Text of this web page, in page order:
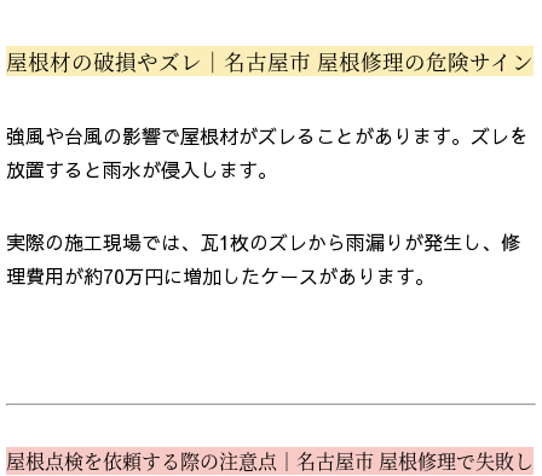
屋根材の破損やズレ｜名古屋市 屋根修理の危険サイン
強風や台風の影響で屋根材がズレることがあります。ズレを
放置すると雨水が侵入します。
実際の施工現場では、瓦1枚のズレから雨漏りが発生し、修
理費用が約70万円に増加したケースがあります。
屋根点検を依頼する際の注意点｜名古屋市 屋根修理で失敗し